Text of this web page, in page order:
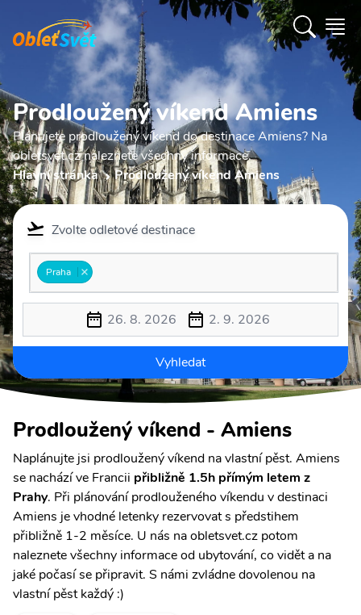
Prodloužený víkend Amiens
Plánujete prodloužený víkend do destinace Amiens? Na
obletsvet.cz naleznete všechny informace.
Hlavní stránka
Prodloužený víkend Amiens
Zvolte odletové destinace
Praha
26. 8. 2026 2. 9. 2026
Vyhledat
Prodloužený víkend - Amiens
Naplánujte jsi prodloužený víkend na vlastní pěst. Amiens
se nachází ve Francii přibližně 1.5h přímým letem z
Prahy. Při plánování prodlouženého víkendu v destinaci
Amiens je vhodné letenky rezervovat s předstihem
přibližně 1-2 měsíce. U nás na obletsvet.cz potom
naleznete všechny informace od ubytování, co vidět a na
jaké počasí se připravit. S námi zvládne dovolenou na
vlastní pěst každý :)